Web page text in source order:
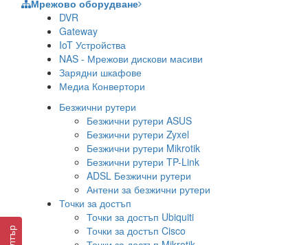
Мрежово оборудване
DVR
Gateway
IoT Устройства
NAS - Мрежови дискови масиви
Зарядни шкафове
Медиа Конвертори
Безжични рутери
Безжични рутери ASUS
Безжични рутери Zyxel
Безжични рутери Mikrotik
Безжични рутери TP-Link
ADSL Безжични рутери
Антени за безжични рутери
Точки за достъп
Точки за достъп Ubiquiti
Точки за достъп Cisco